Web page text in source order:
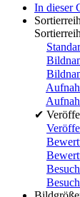
In dieser
✔